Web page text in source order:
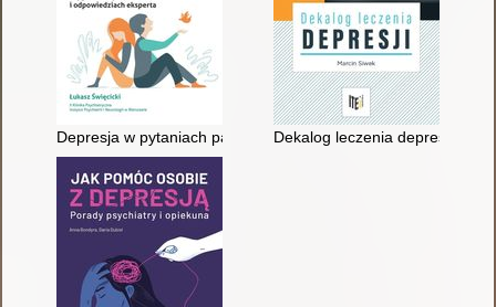
Depresja w pytaniach pacjentów i odpowiedziach eksperta
Dekalog leczenia depresji :